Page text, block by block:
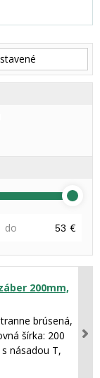
do €
200mm,
brúsená,
šírka: 200
násadou T,